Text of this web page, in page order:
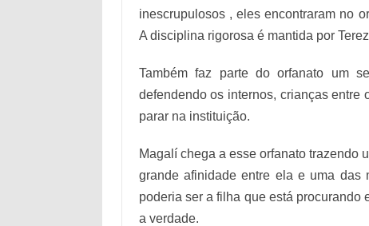
inescrupulosos , eles encontraram no
A disciplina rigorosa é mantida por
Também faz parte do orfanato um
defendendo os internos, crianças entre
parar na instituição.
Magalí chega a esse orfanato trazendo
grande afinidade entre ela e uma das
poderia ser a filha que está procurando
a verdade.